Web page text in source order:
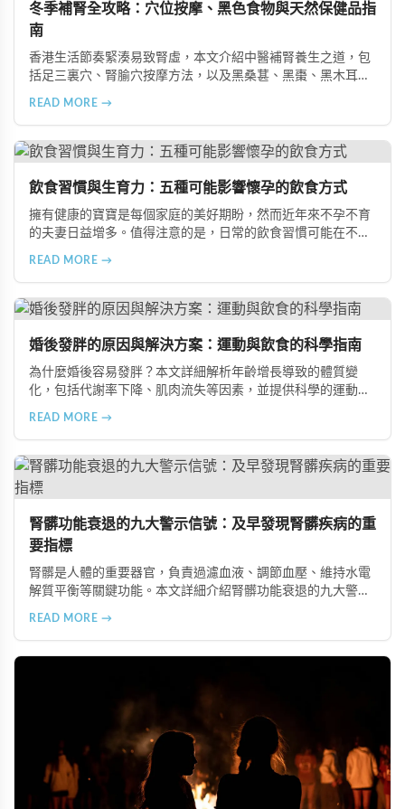
冬季補腎全攻略：穴位按摩、黑色食物與天然保健品指
南
香港生活節奏緊湊易致腎虛，本文介紹中醫補腎養生之道，包
括足三裏穴、腎腧穴按摩方法，以及黑桑葚、黑棗、黑木耳等
READ MORE →
飲食習慣與生育力：五種可能影響懷孕的飲食方式
擁有健康的寶寶是每個家庭的美好期盼，然而近年來不孕不育
的夫妻日益增多。值得注意的是，日常的飲食習慣可能在不知
在風險、長期素食的營養失衡，以及高油脂高蛋白飲食的負
擔，幫助準備懷孕的夫妻提升受孕機率。
READ MORE →
婚後發胖的原因與解決方案：運動與飲食的科學指南
為什麼婚後容易發胖？本文詳細解析年齡增長導致的體質變
化，包括代謝率下降、肌肉流失等因素，並提供科學的運動與
READ MORE →
腎髒功能衰退的九大警示信號：及早發現腎髒疾病的重
要指標
腎髒是人體的重要器官，負責過濾血液、調節血壓、維持水電
解質平衡等關鍵功能。本文詳細介紹腎髒功能衰退的九大警示
便困難以及頭暈伴隨耳鳴等症狀，幫助您及早發現腎髒疾病的
READ MORE →